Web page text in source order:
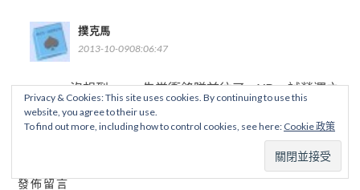
撲克馬
2013-10-0908:06:47
沒想到young先當衝鋒隊前往了….XD，試營運之
間還有很大的改善空間，希望彰化這種有特色的
店可以愈來愈多。
發佈留言
Privacy & Cookies: This site uses cookies. By continuing to use this
website, you agree to their use.
To find out more, including how to control cookies, see here: Cookie 政策